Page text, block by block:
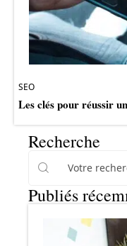
SEO
Les clés pour réussir
Recherche
Publiés